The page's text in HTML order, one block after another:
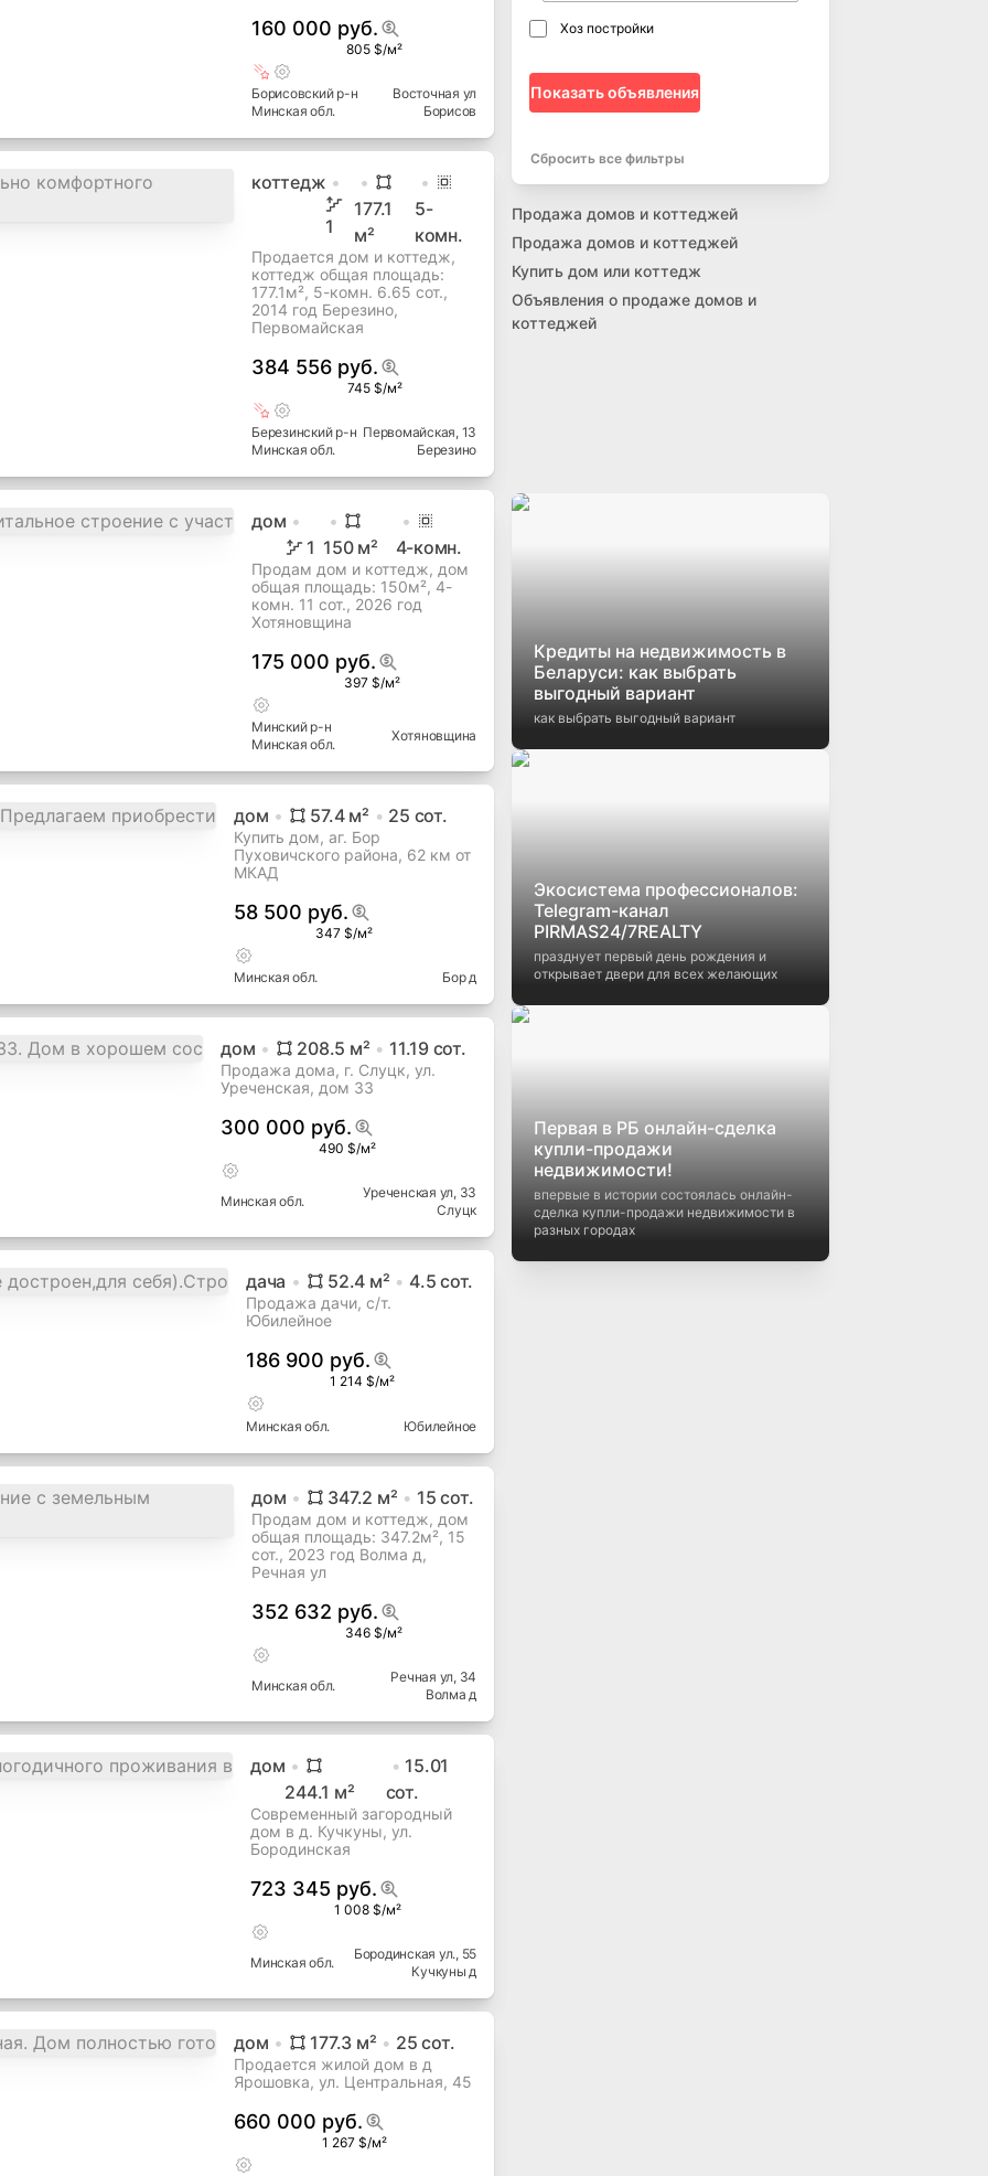
160 000 руб.
805 $/м²
Борисовскийр-н
Минская обл.
Восточная ул
Борисов
коттедж
1
177.1
м²
5-
комн.
Продается дом и коттедж,
коттедж общая площадь:
177.1м², 5-комн. 6.65 сот.,
2014 год Березино,
Первомайская
384 556 руб.
745 $/м²
Березинскийр-н
Минская обл.
Первомайская, 13
Березино
дом
1 150м² 4-комн.
Продам дом и коттедж, дом
общая площадь: 150м², 4-
комн. 11 сот., 2026 год
Хотяновщина
175 000 руб.
397 $/м²
Минскийр-н
Минская обл.
Хотяновщина
дом 57.4м² 25 сот.
Купить дом, аг. Бор
Пуховичского района, 62 км от
МКАД
58 500 руб.
347 $/м²
Минская обл. Бор д
дом 208.5 м² 11.19сот.
Продажа дома, г. Слуцк, ул.
Уреченская, дом 33
300 000 руб.
490 $/м²
Минская обл.
Уреченская ул, 33
Слуцк
дача 52.4 м² 4.5 сот.
Продажа дачи, с/т.
Юбилейное
186 900 руб.
1 214 $/м²
Минская обл. Юбилейное
дом 347.2 м² 15 сот.
Продам дом и коттедж, дом
общая площадь: 347.2м², 15
сот., 2023 год Волма д,
Речная ул
352 632 руб.
346 $/м²
Минская обл.
Речная ул, 34
Волма д
дом
244.1 м²
15.01
сот.
Современный загородный
дом в д. Кучкуны, ул.
Бородинская
723 345 руб.
1 008 $/м²
Минская обл.
Бородинская ул., 55
Кучкуны д
дом 177.3 м² 25 сот.
Продается жилой дом в д
Ярошовка, ул. Центральная, 45
660 000 руб.
1 267 $/м²
Хоз постройки
Показать объявления
Сбросить все фильтры
Продажа домов и коттеджей
Продажа домов и коттеджей
Купить дом или коттедж
Объявления о продаже домов и
коттеджей
Кредиты на недвижимость в
Беларуси: как выбрать
выгодный вариант
как выбрать выгодный вариант
Экосистема профессионалов:
Telegram-канал
PIRMAS24/7REALTY
празднует первый день рождения и
открывает двери для всех желающих
Первая в РБ онлайн-сделка
купли-продажи
недвижимости!
впервые в истории состоялась онлайн-
сделка купли-продажи недвижимости в
разных городах